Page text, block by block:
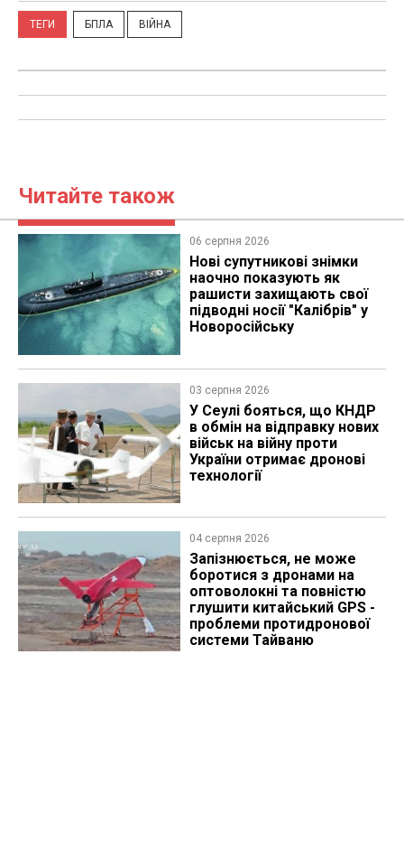
ТЕГИ БПЛА ВІЙНА
Читайте також
06 серпня 2026
Нові супутникові знімки
наочно показують як
рашисти захищають свої
підводні носії "Калібрів" у
Новоросійську
03 серпня 2026
У Сеулі бояться, що КНДР
в обмін на відправку нових
військ на війну проти
України отримає дронові
технології
04 серпня 2026
Запізнюється, не може
боротися з дронами на
оптоволокні та повністю
глушити китайський GPS -
проблеми протидронової
системи Тайваню